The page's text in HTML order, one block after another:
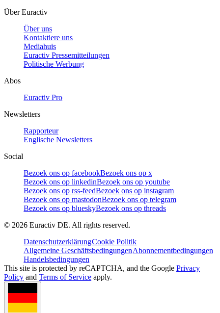
Über Euractiv
Über uns
Kontaktiere uns
Mediahuis
Euractiv Pressemitteilungen
Politische Werbung
Abos
Euractiv Pro
Newsletters
Rapporteur
Englische Newsletters
Social
Bezoek ons op facebookBezoek ons op x
Bezoek ons op linkedinBezoek ons op youtube
Bezoek ons op rss-feedBezoek ons op instagram
Bezoek ons op mastodonBezoek ons op telegram
Bezoek ons op blueskyBezoek ons op threads
© 2026 Euractiv DE. All rights reserved.
DatenschutzerklärungCookie Politik
Allgemeine GeschäftsbedingungenAbonnementbedingungen
Handelsbedingungen
This site is protected by reCAPTCHA, and the Google Privacy
Policy and Terms of Service apply.